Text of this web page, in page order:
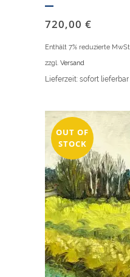
720,00 €
Enthält 7% reduzierte MwSt
zzgl. Versand
Lieferzeit: sofort lieferbar
OUT OF
STOCK